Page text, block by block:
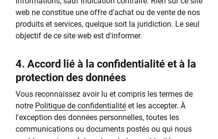
web ne constitue une offre d'achat ou de vente de nos
produits et services, quelque soit la juridiction. Le seul
objectif de ce site web est d'informer.
4. Accord lié à la confidentialité et à la
protection des données
Vous reconnaissez avoir lu et compris les termes de
notre Politique de confidentialité et les accepter. À
l'exception des données personnelles, toutes les
communications ou documents postés ou qui nous